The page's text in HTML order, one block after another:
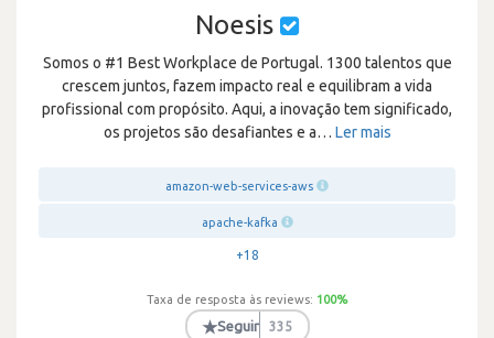
Noesis
Somos o #1 Best Workplace de Portugal. 1300 talentos que
crescem juntos, fazem impacto real e equilibram a vida
profissional com propósito. Aqui, a inovação tem significado,
os projetos são desafiantes e a… Ler mais
amazon-web-services-aws
apache-kafka
+18
Taxa de resposta às reviews: 100%
★Seguir 335